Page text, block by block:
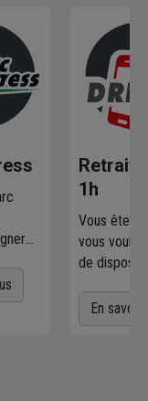
Retrait
1h
Vous êtes
vous
de
En savoir